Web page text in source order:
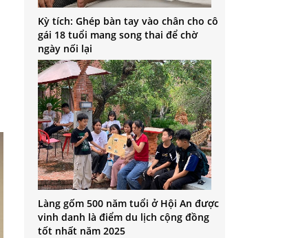
Kỳ tích: Ghép bàn tay vào chân cho cô
gái 18 tuổi mang song thai để chờ
ngày nối lại
Làng gốm 500 năm tuổi ở Hội An được
vinh danh là điểm du lịch cộng đồng
tốt nhất năm 2025